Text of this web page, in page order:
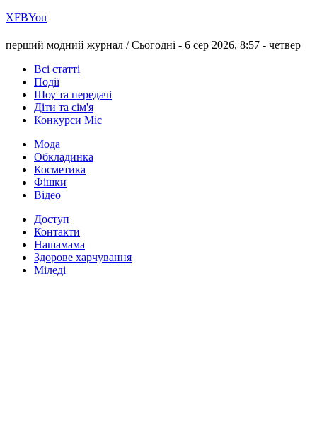
ХFBYou
перший модний журнал /Сьогодні - 6 сер 2026, 8:57 - четвер
Всі статті
Події
Шоу та передачі
Діти та сім'я
Конкурси Міс
Мода
Обкладинка
Косметика
Фішки
Відео
Доступ
Контакти
Нашамама
Здорове харчування
Міледі